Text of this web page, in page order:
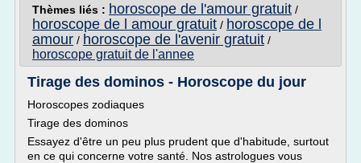
Thèmes liés : horoscope de l'amour gratuit /
horoscope de l amour gratuit / horoscope de l
amour / horoscope de l'avenir gratuit /
horoscope gratuit de l'annee
Tirage des dominos - Horoscope du jour
Horoscopes zodiaques
Tirage des dominos
Essayez d'être un peu plus prudent que d'habitude, surtout
en ce qui concerne votre santé. Nos astrologues vous